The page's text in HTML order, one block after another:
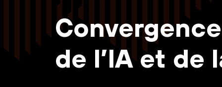
Convergence
de l’IA et de